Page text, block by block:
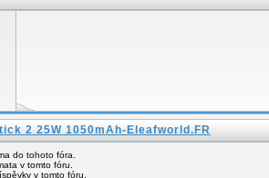
2 25W 1050mAh-Eleafworld.FR
do tohoto fóra.
v tomto fóru.
v tomto fóru.